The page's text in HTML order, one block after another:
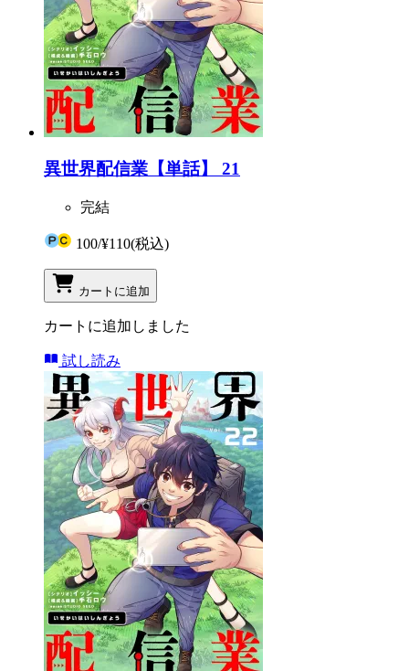
異世界配信業【単話】 21
完結
100/¥110(税込)
カートに追加
カートに追加しました
試し読み